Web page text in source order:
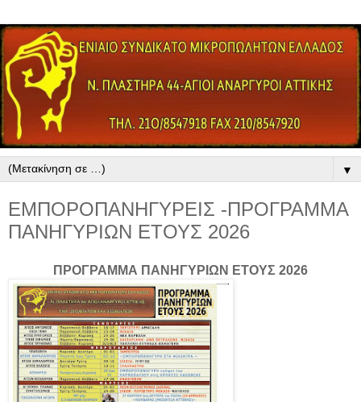
▼
ΕΜΠΟΡΟΠΑΝΗΓΥΡΕΙΣ -ΠΡΟΓΡΑΜΜΑ
ΠΑΝΗΓΥΡΙΩΝ ΕΤΟΥΣ 2026
ΠΡΟΓΡΑΜΜΑ ΠΑΝΗΓΥΡΙΩΝ ΕΤΟΥΣ 2026